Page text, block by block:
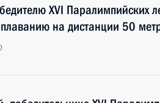
XVI Паралимпийских
на дистанции 50